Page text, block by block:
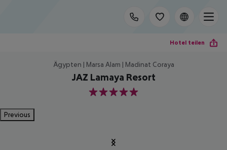
Hotel teilen
Ägypten | Marsa Alam | Madinat Coraya
JAZ Lamaya Resort
5
Previous